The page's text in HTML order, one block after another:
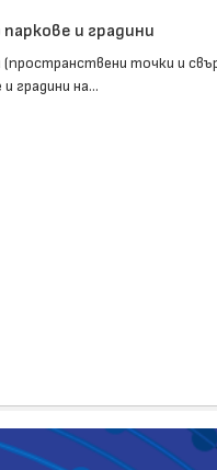
и градини
точки и
градини на...